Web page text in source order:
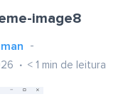
image8
< 1 min de leitura